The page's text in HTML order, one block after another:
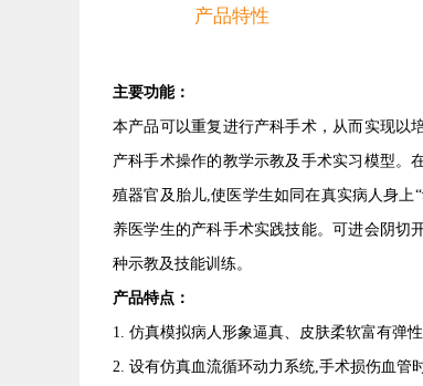
产品特性
主要功能：
本产品可以重复进行产科手术，从而实现以
产科手术操作的教学示教及手术实习模型。
殖器官及胎儿,使医学生如同在真实病人身
养医学生的产科手术实践技能。可进会阴切
种示教及技能训练。
产品特点：
1. 仿真模拟病人形象逼真、皮肤柔软富有弹性
2. 设有仿真血流循环动力系统,手术损伤血管